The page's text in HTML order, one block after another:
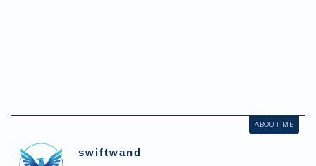
ABOUT ME
swiftwand